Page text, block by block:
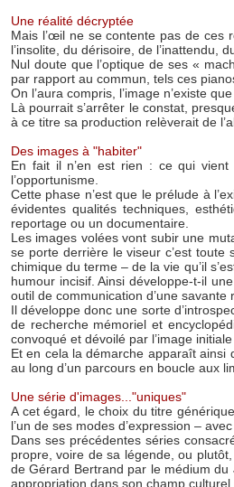
Une réalité décryptée
Mais l’œil ne se contente pas de ces
l’insolite, du dérisoire, de l’inattendu,
Nul doute que l’optique de ses «
par rapport au commun, tels ces
On l’aura compris, l’image n’existe
Là pourrait s’arrêter le constat,
à ce titre sa production relèverait de
Des images à "habiter"
En fait il n’en est rien : ce qui vient
l’opportunisme.
Cette phase n’est que le prélude à
évidentes qualités techniques,
reportage ou un documentaire.
Les images volées vont subir une
se porte derrière le viseur c’est
chimique du terme – de la vie qu’il
humour incisif. Ainsi développe-t-il
outil de communication d’une savante
Il développe donc une sorte
de recherche mémoriel et
convoqué et dévoilé par l’image
Et en cela la démarche apparaît ainsi
au long d’un parcours en boucle aux
Une série d'images..."uniques"
A cet égard, le choix du titre
l’un de ses modes d’expression –
Dans ses précédentes séries
propre, voire de sa légende, ou
de Gérard Bertrand par le médium du
appropriation dans son champ